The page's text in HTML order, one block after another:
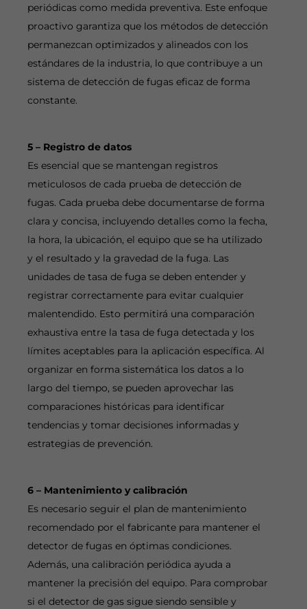
periódicas como medida preventiva. Este enfoque
proactivo garantiza que los métodos de detección
permanezcan optimizados y alineados con los
estándares de la industria, lo que contribuye a un
sistema de detección de fugas eficaz de forma
constante.
5 – Registro de datos
Es esencial que se mantengan registros
meticulosos de cada prueba de detección de
fugas. Cada prueba debe documentarse de forma
clara y concisa, incluyendo detalles como la fecha,
la hora, la ubicación, el equipo que se ha utilizado
y el resultado y la gravedad de la fuga. Las
unidades de tasa de fuga se deben entender y
registrar correctamente para evitar cualquier
malentendido. Esto permitirá una comparación
exhaustiva entre la tasa de fuga detectada y los
límites aceptables para la aplicación específica. Al
organizar en forma sistemática los datos a lo
largo del tiempo, se pueden aprovechar las
comparaciones históricas para identificar
tendencias y tomar decisiones informadas y
estrategias de prevención.
6 – Mantenimiento y calibración
Es necesario seguir el plan de mantenimiento
recomendado por el fabricante para mantener el
detector de fugas en óptimas condiciones.
Además, una calibración periódica ayuda a
mantener la precisión del equipo. Para comprobar
si el detector de gas sigue siendo sensible y